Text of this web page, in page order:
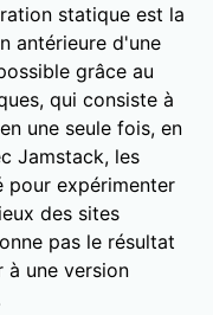
statique est la
antérieure d'une
grâce au
qui consiste à
une seule fois, en
Jamstack, les
pour expérimenter
des sites
pas le résultat
à une version